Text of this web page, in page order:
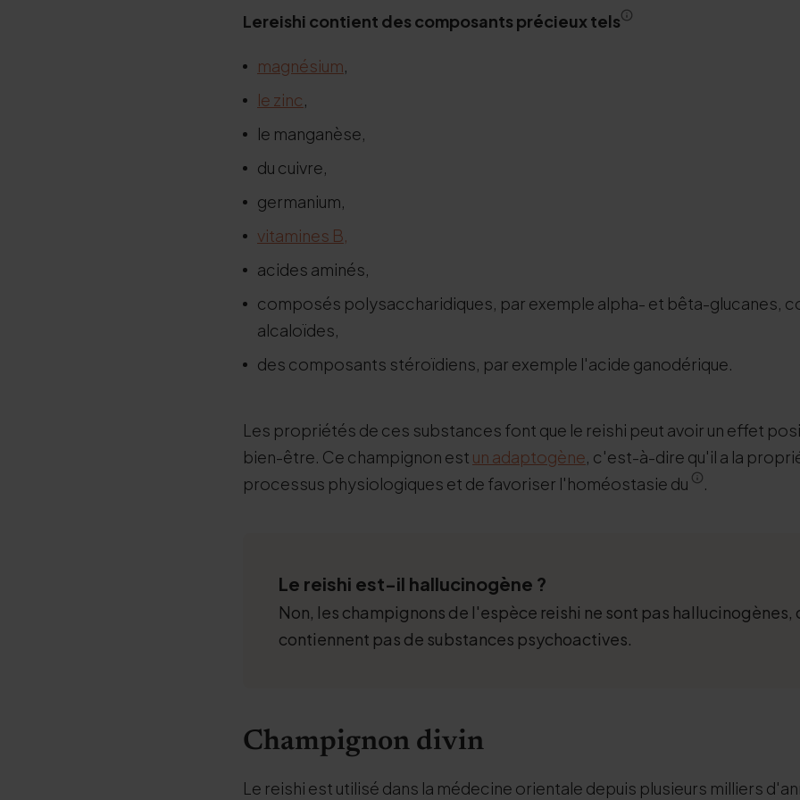
Lereishi contient des composants précieux tels
magnésium,
le zinc,
le manganèse,
du cuivre,
germanium,
vitamines B,
acides aminés,
composés polysaccharidiques, par exemple alpha- et bêta-glucanes,
alcaloïdes,
des composants stéroïdiens, par exemple l'acide ganodérique.
Les propriétés de ces substances font que le reishi peut avoir un effet
bien-être. Ce champignon est un adaptogène, c'est-à-dire qu'il a la
processus physiologiques et de favoriser l'homéostasie du
.
Le reishi est-il hallucinogène ?
Non, les champignons de l'espèce reishi ne sont pas hallucinogènes,
contiennent pas de substances psychoactives.
Champignon divin
Le reishi est utilisé dans la médecine orientale depuis plusieurs milliers